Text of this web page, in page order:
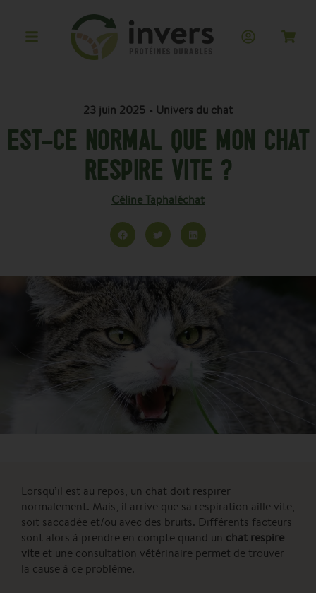
23 juin 2025 • Univers du chat
EST-CE NORMAL QUE MON CHAT
RESPIRE VITE ?
Céline Taphaléchat
Lorsqu’il est au repos, un chat doit respirer
normalement. Mais, il arrive que sa respiration aille vite,
soit saccadée et/ou avec des bruits. Différents facteurs
sont alors à prendre en compte quand un chat respire
vite et une consultation vétérinaire permet de trouver
la cause à ce problème.